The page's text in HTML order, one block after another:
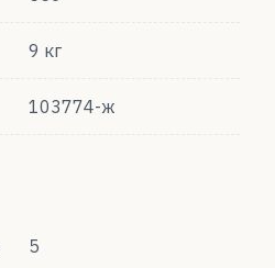
9 кг
103774-ж
5